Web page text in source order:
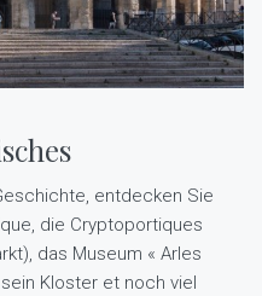
entdecken Sie
die Cryptoportiques
das Museum « Arles
Kloster et noch viel